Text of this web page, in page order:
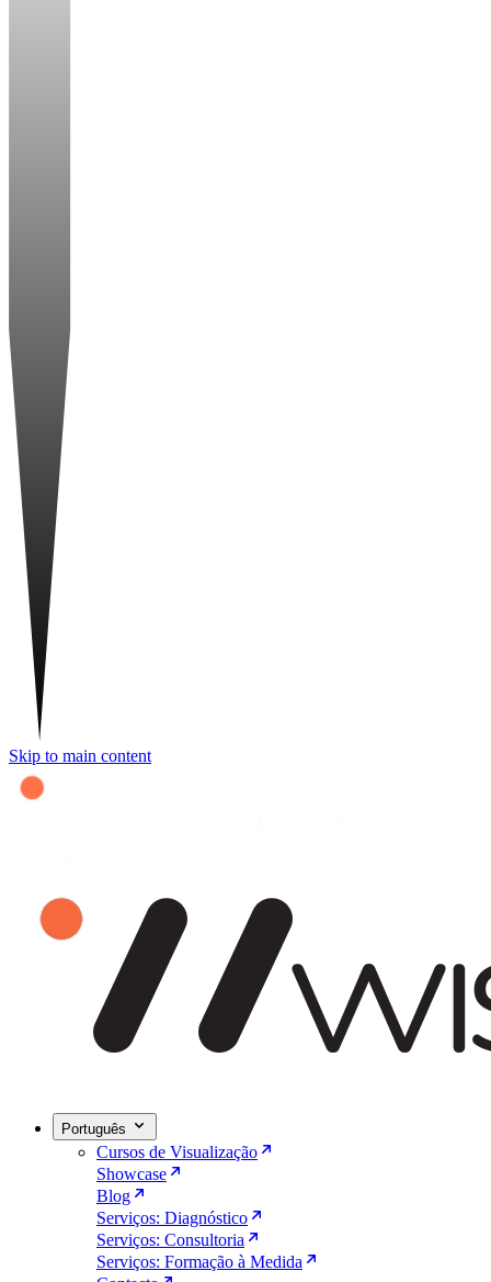
Skip to main content
Português
Cursos de Visualização
Showcase
Blog
Serviços: Diagnóstico
Serviços: Consultoria
Serviços: Formação à Medida